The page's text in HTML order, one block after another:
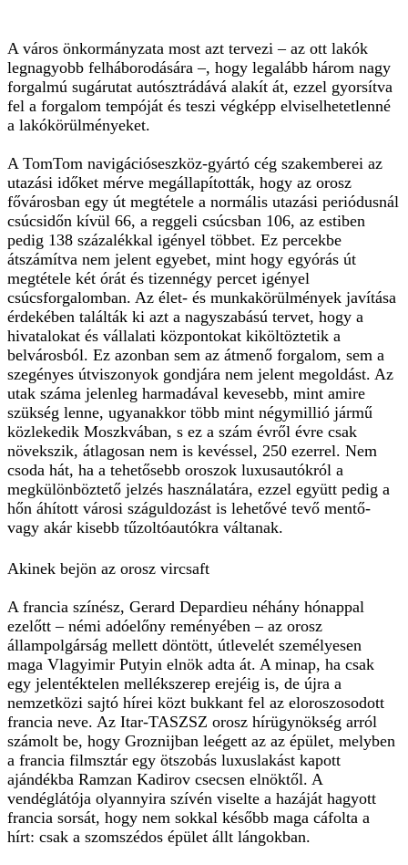
A város önkormányzata most azt tervezi – az ott lakók
legnagyobb felháborodására –, hogy legalább három nagy
forgalmú sugárutat autósztrádává alakít át, ezzel gyorsítva
fel a forgalom tempóját és teszi végképp elviselhetetlenné
a lakókörülményeket.
A TomTom navigációseszköz-gyártó cég szakemberei az
utazási időket mérve megállapították, hogy az orosz
fővárosban egy út megtétele a normális utazási periódusnál
csúcsidőn kívül 66, a reggeli csúcsban 106, az estiben
pedig 138 százalékkal igényel többet. Ez percekbe
átszámítva nem jelent egyebet, mint hogy egyórás út
megtétele két órát és tizennégy percet igényel
csúcsforgalomban. Az élet- és munkakörülmények javítása
érdekében találták ki azt a nagyszabású tervet, hogy a
hivatalokat és vállalati központokat kiköltöztetik a
belvárosból. Ez azonban sem az átmenő forgalom, sem a
szegényes útviszonyok gondjára nem jelent megoldást. Az
utak száma jelenleg harmadával kevesebb, mint amire
szükség lenne, ugyanakkor több mint négymillió jármű
közlekedik Moszkvában, s ez a szám évről évre csak
növekszik, átlagosan nem is kevéssel, 250 ezerrel. Nem
csoda hát, ha a tehetősebb oroszok luxusautókról a
megkülönböztető jelzés használatára, ezzel együtt pedig a
hőn áhított városi száguldozást is lehetővé tevő mentő-
vagy akár kisebb tűzoltóautókra váltanak.
Akinek bejön az orosz vircsaft
A francia színész, Gerard Depardieu néhány hónappal
ezelőtt – némi adóelőny reményében – az orosz
állampolgárság mellett döntött, útlevelét személyesen
maga Vlagyimir Putyin elnök adta át. A minap, ha csak
egy jelentéktelen mellékszerep erejéig is, de újra a
nemzetközi sajtó hírei közt bukkant fel az eloroszosodott
francia neve. Az Itar-TASZSZ orosz hírügynökség arról
számolt be, hogy Groznijban leégett az az épület, melyben
a francia filmsztár egy ötszobás luxuslakást kapott
ajándékba Ramzan Kadirov csecsen elnöktől. A
vendéglátója olyannyira szívén viselte a hazáját hagyott
francia sorsát, hogy nem sokkal később maga cáfolta a
hírt: csak a szomszédos épület állt lángokban.